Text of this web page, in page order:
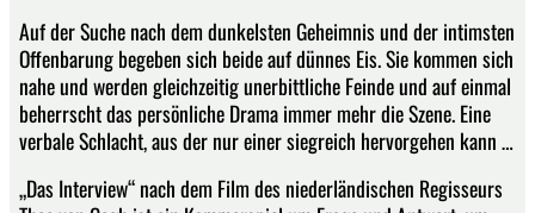
Auf der Suche nach dem dunkelsten Geheimnis und der intimsten
Offenbarung begeben sich beide auf dünnes Eis. Sie kommen sich
nahe und werden gleichzeitig unerbittliche Feinde und auf einmal
beherrscht das persönliche Drama immer mehr die Szene. Eine
verbale Schlacht, aus der nur einer siegreich hervorgehen kann …
„Das Interview“ nach dem Film des niederländischen Regisseurs